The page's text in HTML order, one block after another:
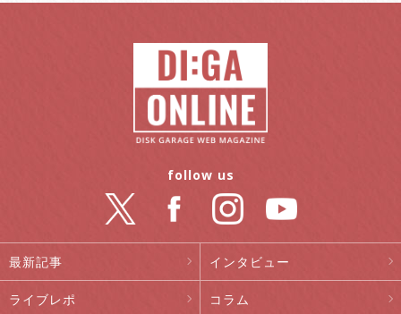
最新記事 インタビュー
ライブレポ コラム
follow us